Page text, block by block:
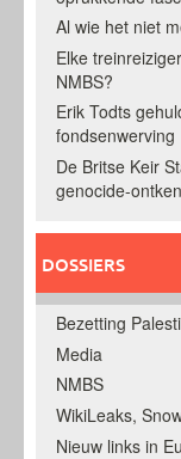
Al wie het niet
Elke
NMBS?
Erik Todts
fondsenwerving
De Britse Keir
genocide-
DOSSIERS
Bezetting
Media
NMBS
WikiLeaks,
Nieuw links in